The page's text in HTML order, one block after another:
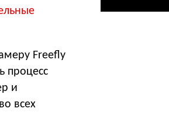
Freefly
процесс
и
всех